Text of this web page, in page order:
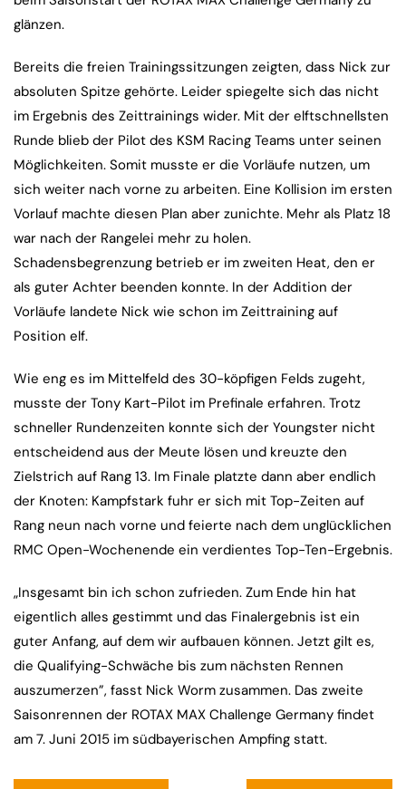
glänzen.
Bereits die freien Trainingssitzungen zeigten, dass Nick zur
absoluten Spitze gehörte. Leider spiegelte sich das nicht
im Ergebnis des Zeittrainings wider. Mit der elftschnellsten
Runde blieb der Pilot des KSM Racing Teams unter seinen
Möglichkeiten. Somit musste er die Vorläufe nutzen, um
sich weiter nach vorne zu arbeiten. Eine Kollision im ersten
Vorlauf machte diesen Plan aber zunichte. Mehr als Platz 18
war nach der Rangelei mehr zu holen.
Schadensbegrenzung betrieb er im zweiten Heat, den er
als guter Achter beenden konnte. In der Addition der
Vorläufe landete Nick wie schon im Zeittraining auf
Position elf.
Wie eng es im Mittelfeld des 30-köpfigen Felds zugeht,
musste der Tony Kart-Pilot im Prefinale erfahren. Trotz
schneller Rundenzeiten konnte sich der Youngster nicht
entscheidend aus der Meute lösen und kreuzte den
Zielstrich auf Rang 13. Im Finale platzte dann aber endlich
der Knoten: Kampfstark fuhr er sich mit Top-Zeiten auf
Rang neun nach vorne und feierte nach dem unglücklichen
RMC Open-Wochenende ein verdientes Top-Ten-Ergebnis.
„Insgesamt bin ich schon zufrieden. Zum Ende hin hat
eigentlich alles gestimmt und das Finalergebnis ist ein
guter Anfang, auf dem wir aufbauen können. Jetzt gilt es,
die Qualifying-Schwäche bis zum nächsten Rennen
auszumerzen”, fasst Nick Worm zusammen. Das zweite
Saisonrennen der ROTAX MAX Challenge Germany findet
am 7. Juni 2015 im südbayerischen Ampfing statt.